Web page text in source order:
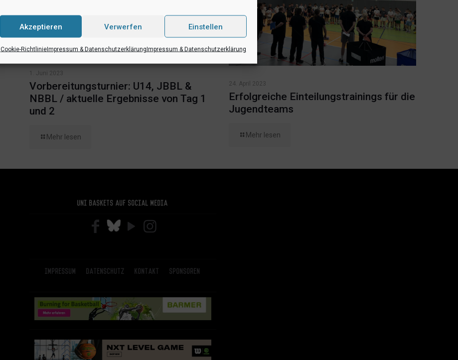
Akzeptieren Verwerfen Einstellen
Cookie-RichtlinieImpressum & DatenschutzerklärungImpressum & Datenschutzerklärung
1. Juni 2023
Vorbereitungsturnier: U14, JBBL &
NBBL / aktuelle Ergebnisse von Tag 1
und 2
Mehr lesen
24. April 2023
Erfolgreiche Einteilungstrainings für die
Jugendteams
Mehr lesen
Uni Baskets auf Social Media
Impressum Datenschutz Kontakt Sponsoren